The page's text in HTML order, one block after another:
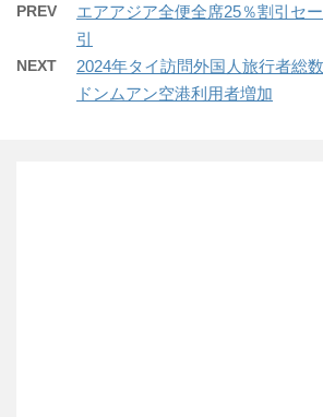
PREV
エアアジア全便全席25％割引セ
引
NEXT
2024年タイ訪問外国人旅行者総
ドンムアン空港利用者増加